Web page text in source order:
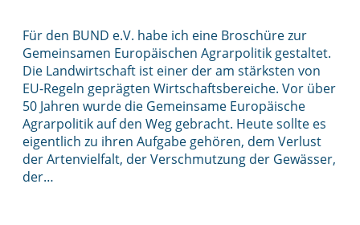
Für den BUND e.V. habe ich eine Broschüre zur
Gemeinsamen Europäischen Agrarpolitik gestaltet.
Die Landwirtschaft ist einer der am stärksten von
EU-Regeln geprägten Wirtschaftsbereiche. Vor über
50 Jahren wurde die Gemeinsame Europäische
Agrarpolitik auf den Weg gebracht. Heute sollte es
eigentlich zu ihren Aufgabe gehören, dem Verlust
der Artenvielfalt, der Verschmutzung der Gewässer,
der…